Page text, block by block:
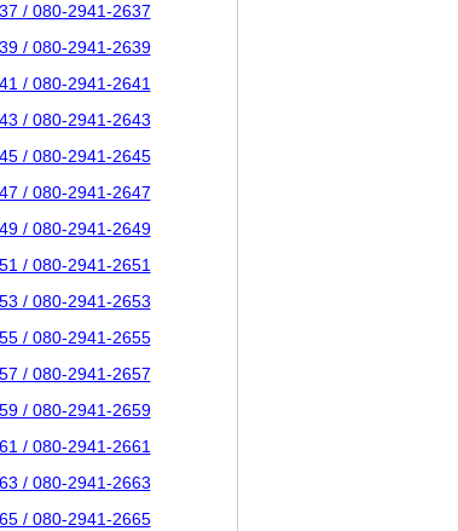
/ 080-2941-2637
/ 080-2941-2639
/ 080-2941-2641
/ 080-2941-2643
/ 080-2941-2645
/ 080-2941-2647
/ 080-2941-2649
/ 080-2941-2651
/ 080-2941-2653
/ 080-2941-2655
/ 080-2941-2657
/ 080-2941-2659
/ 080-2941-2661
/ 080-2941-2663
/ 080-2941-2665